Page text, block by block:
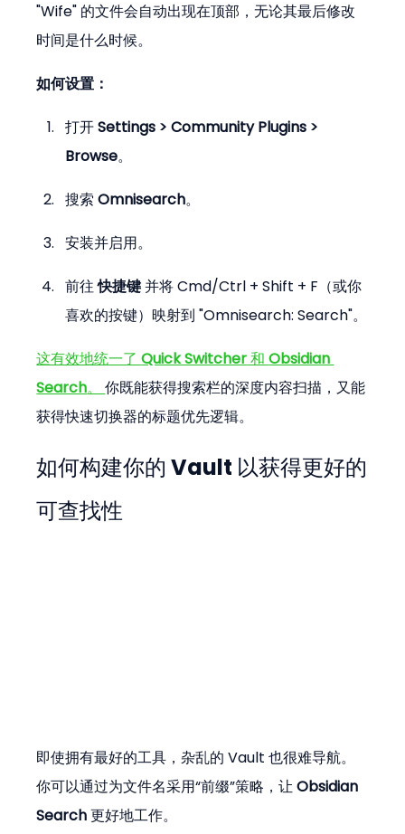
"Wife" 的文件会自动出现在顶部，无论其最后修改
时间是什么时候。
如何设置：
打开 Settings > Community Plugins >
Browse。
搜索 Omnisearch。
安装并启用。
前往 快捷键 并将 Cmd/Ctrl + Shift + F（或你
喜欢的按键）映射到 "Omnisearch: Search"。
这有效地统一了 Quick Switcher 和 Obsidian
Search。 你既能获得搜索栏的深度内容扫描，又能
获得快速切换器的标题优先逻辑。
如何构建你的 Vault 以获得更好的
可查找性
即使拥有最好的工具，杂乱的 Vault 也很难导航。
你可以通过为文件名采用“前缀”策略，让 Obsidian
Search 更好地工作。